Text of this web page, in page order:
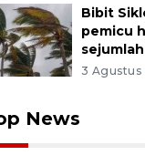
Bibit
pemicu
3 Agustus
News